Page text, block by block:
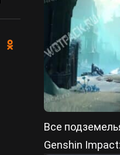
Все
Genshin